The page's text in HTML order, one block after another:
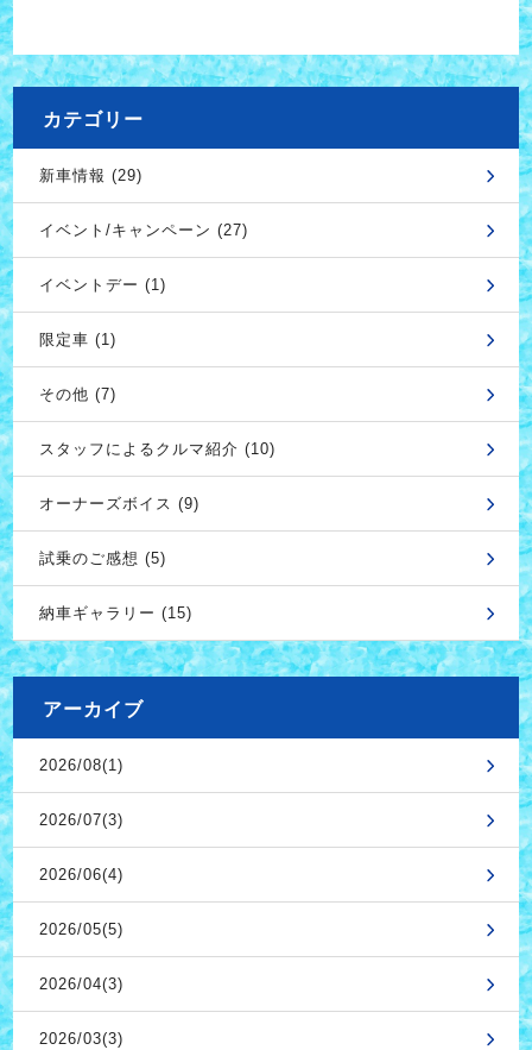
カテゴリー
新車情報 (29)
イベント/キャンペーン (27)
イベントデー (1)
限定車 (1)
その他 (7)
スタッフによるクルマ紹介 (10)
オーナーズボイス (9)
試乗のご感想 (5)
納車ギャラリー (15)
アーカイブ
2026/08(1)
2026/07(3)
2026/06(4)
2026/05(5)
2026/04(3)
2026/03(3)